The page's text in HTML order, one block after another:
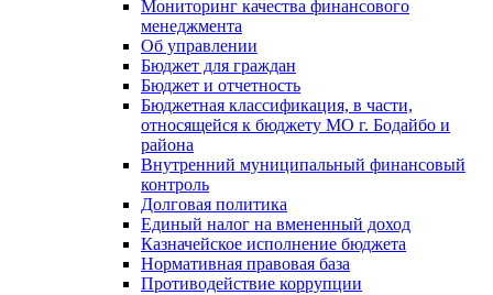
Мониторинг качества финансового
менеджмента
Об управлении
Бюджет для граждан
Бюджет и отчетность
Бюджетная классификация, в части,
относящейся к бюджету МО г. Бодайбо и
района
Внутренний муниципальный финансовый
контроль
Долговая политика
Единый налог на вмененный доход
Казначейское исполнение бюджета
Нормативная правовая база
Противодействие коррупции